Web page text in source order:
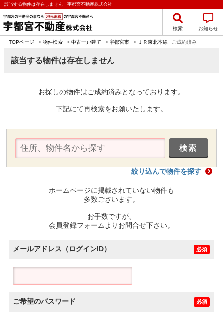
該当する物件は存在しません｜宇都宮不動産株式会社
検索 お知らせ
TOPページ > 物件検索 > 中古一戸建て > 宇都宮市 > ＪＲ東北本線 ご成約済み
該当する物件は存在しません
お探しの物件はご成約済みとなっております。
下記にて再検索をお願いたします。
絞り込んで物件を探す
ホームページに掲載されていない物件も
多数ございます。
お手数ですが、
会員登録フォームよりお問合せ下さい。
メールアドレス（ログインID） 必須
ご希望のパスワード 必須